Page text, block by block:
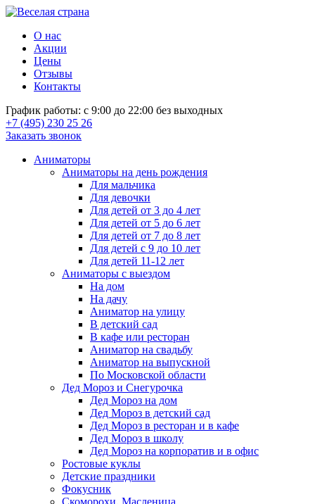
О нас
Акции
Цены
Отзывы
Контакты
График работы: с 9:00 до 22:00 без выходных
+7 (495) 230 25 26
Заказать звонок
Аниматоры
Аниматоры на день рождения
Для мальчика
Для девочки
Для детей от 3 до 4 лет
Для детей от 5 до 6 лет
Для детей от 7 до 8 лет
Для детей с 9 до 10 лет
Для детей 11-12 лет
Аниматоры с выездом
На дом
На дачу
Аниматор на улицу
В детский сад
В кафе или ресторан
Аниматор на свадьбу
Аниматор на выпускной
По Московской области
Дед Мороз и Снегурочка
Дед Мороз на дом
Дед Мороз в детский сад
Дед Мороз в ресторан и в кафе
Дед Мороз в школу
Дед Мороз на корпоратив и в офис
Ростовые куклы
Детские праздники
Фокусник
Скоморохи, Масленица